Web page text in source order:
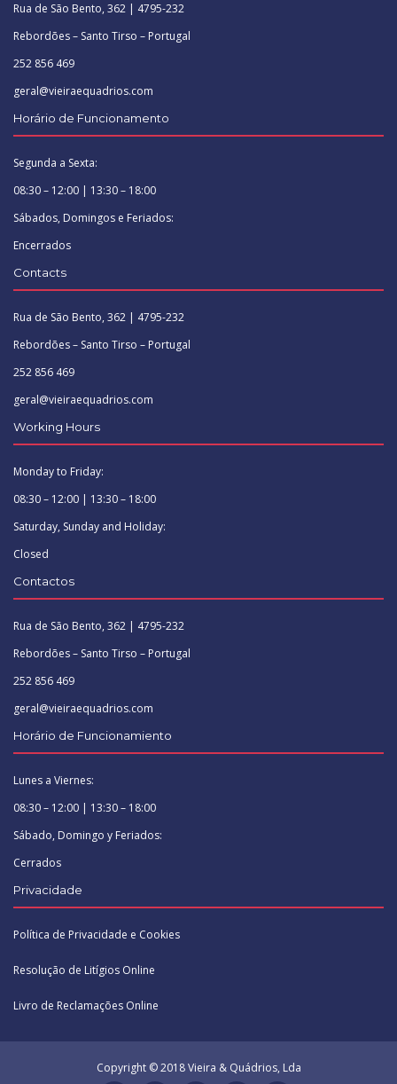
Rua de São Bento, 362 | 4795-232
Rebordões – Santo Tirso – Portugal
252 856 469
geral@vieiraequadrios.com
Horário de Funcionamento
Segunda a Sexta:
08:30 – 12:00 | 13:30 – 18:00
Sábados, Domingos e Feriados:
Encerrados
Contacts
Rua de São Bento, 362 | 4795-232
Rebordões – Santo Tirso – Portugal
252 856 469
geral@vieiraequadrios.com
Working Hours
Monday to Friday:
08:30 – 12:00 | 13:30 – 18:00
Saturday, Sunday and Holiday:
Closed
Contactos
Rua de São Bento, 362 | 4795-232
Rebordões – Santo Tirso – Portugal
252 856 469
geral@vieiraequadrios.com
Horário de Funcionamiento
Lunes a Viernes:
08:30 – 12:00 | 13:30 – 18:00
Sábado, Domingo y Feriados:
Cerrados
Privacidade
Política de Privacidade e Cookies
Resolução de Litígios Online
Livro de Reclamações Online
Copyright © 2018 Vieira & Quádrios, Lda